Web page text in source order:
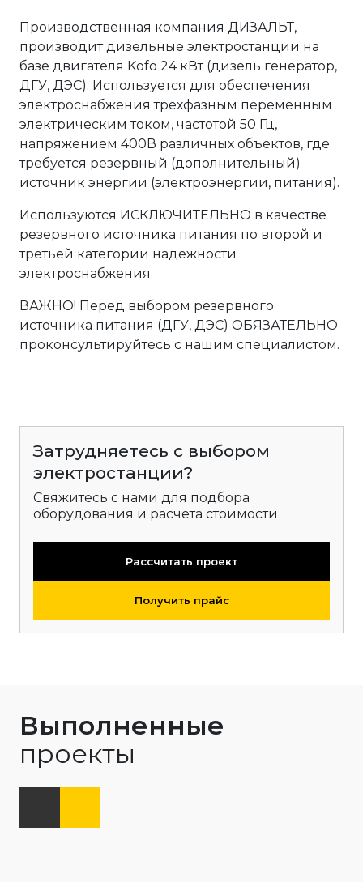
Производственная компания ДИЗАЛЬТ,
производит дизельные электростанции на
базе двигателя Kofo 24 кВт (дизель генератор,
ДГУ, ДЭС). Используется для обеспечения
электроснабжения трехфазным переменным
электрическим током, частотой 50 Гц,
напряжением 400В различных объектов, где
требуется резервный (дополнительный)
источник энергии (электроэнергии, питания).
Используются ИСКЛЮЧИТЕЛЬНО в качестве
резервного источника питания по второй и
третьей категории надежности
электроснабжения.
ВАЖНО! Перед выбором резервного
источника питания (ДГУ, ДЭС) ОБЯЗАТЕЛЬНО
проконсультируйтесь с нашим специалистом.
Затрудняетесь с выбором
электростанции?
Свяжитесь с нами для подбора
оборудования и расчета стоимости
Рассчитать проект
Получить прайс
Выполненные
проекты